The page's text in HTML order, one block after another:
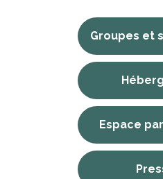
Groupes et
Espace